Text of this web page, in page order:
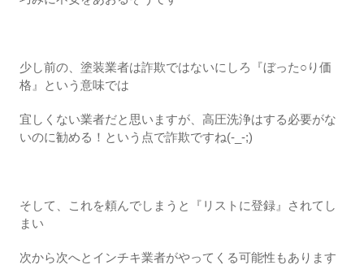
少し前の、塗装業者は詐欺ではないにしろ『ぼった○り価
格』という意味では
宜しくない業者だと思いますが、高圧洗浄はする必要がな
いのに勧める！という点で詐欺ですね(-_-;)
そして、これを頼んでしまうと『リストに登録』されてし
まい
次から次へとインチキ業者がやってくる可能性もあります